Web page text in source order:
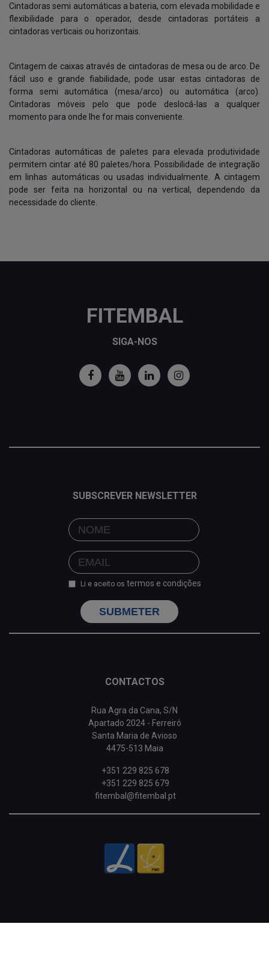
Cintadoras semi automáticas a bateria, com elevada mobilidade e
flexibilidade para o operador, desde cintadoras portáteis a
cintadoras verticais ou horizontais.
Cintagem de caixas através de cintadoras de mesa ou de arco. De
fácil uso e grande fiabilidade, pode usar estas cintadoras de
forma semi automática (mesa/arco) ou automática (arco).
Cintadoras móveis pelo que pode deslocá-las a qualquer
momento para onde lhe for mais conveniente.
Cintadoras automáticas de paletes para elevada produtividade
permitem cintar até 80 paletes/hora. Possibilidade de integração
em linhas automáticas ou usadas individualmente. A cintagem
pode ser feita na horizontal ou na vertical, dependendo da
necessidade do cliente.
FITEMBAL
SIGA-NOS
SUBSCREVER NEWSLETTER
Li e aceito os termos e condições
SUBMETER
CONTACTOS
Rua Agra da Cana, S/N
Apartado 2024 - Ferreiró
Santa Maria de Avioso
4475-513 Maia
+351 229 825 678
+351 229 825 679
fitembal@fitembal.pt